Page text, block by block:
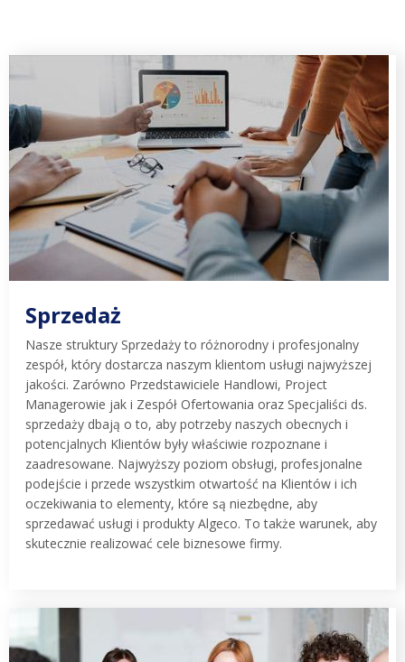
Sprzedaż
Nasze struktury Sprzedaży to różnorodny i profesjonalny
zespół, który dostarcza naszym klientom usługi najwyższej
jakości. Zarówno Przedstawiciele Handlowi, Project
Managerowie jak i Zespół Ofertowania oraz Specjaliści ds.
sprzedaży dbają o to, aby potrzeby naszych obecnych i
potencjalnych Klientów były właściwie rozpoznane i
zaadresowane. Najwyższy poziom obsługi, profesjonalne
podejście i przede wszystkim otwartość na Klientów i ich
oczekiwania to elementy, które są niezbędne, aby
sprzedawać usługi i produkty Algeco. To także warunek, aby
skutecznie realizować cele biznesowe firmy.